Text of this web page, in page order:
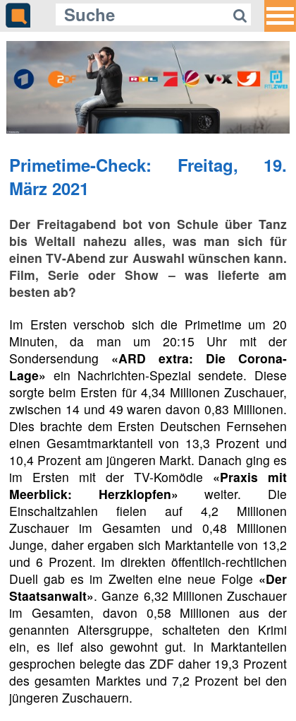
Primetime-Check: Freitag, 19.
März 2021
Der Freitagabend bot von Schule über Tanz
bis Weltall nahezu alles, was man sich für
einen TV-Abend zur Auswahl wünschen kann.
Film, Serie oder Show – was lieferte am
besten ab?
Im Ersten verschob sich die Primetime um 20
Minuten, da man um 20:15 Uhr mit der
Sondersendung «ARD extra: Die Corona-
Lage» ein Nachrichten-Spezial sendete. Diese
sorgte beim Ersten für 4,34 Millionen Zuschauer,
zwischen 14 und 49 waren davon 0,83 Millionen.
Dies brachte dem Ersten Deutschen Fernsehen
einen Gesamtmarktanteil von 13,3 Prozent und
10,4 Prozent am jüngeren Markt. Danach ging es
im Ersten mit der TV-Komödie «Praxis mit
Meerblick: Herzklopfen» weiter. Die
Einschaltzahlen fielen auf 4,2 Millionen
Zuschauer im Gesamten und 0,48 Millionen
Junge, daher ergaben sich Marktanteile von 13,2
und 6 Prozent. Im direkten öffentlich-rechtlichen
Duell gab es im Zweiten eine neue Folge «Der
Staatsanwalt». Ganze 6,32 Millionen Zuschauer
im Gesamten, davon 0,58 Millionen aus der
genannten Altersgruppe, schalteten den Krimi
ein, es lief also gewohnt gut. In Marktanteilen
gesprochen belegte das ZDF daher 19,3 Prozent
des gesamten Marktes und 7,2 Prozent bei den
jüngeren Zuschauern.